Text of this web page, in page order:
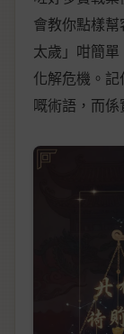
會教你點樣
太歲」咁簡
化解危機。
嘅術語，而係